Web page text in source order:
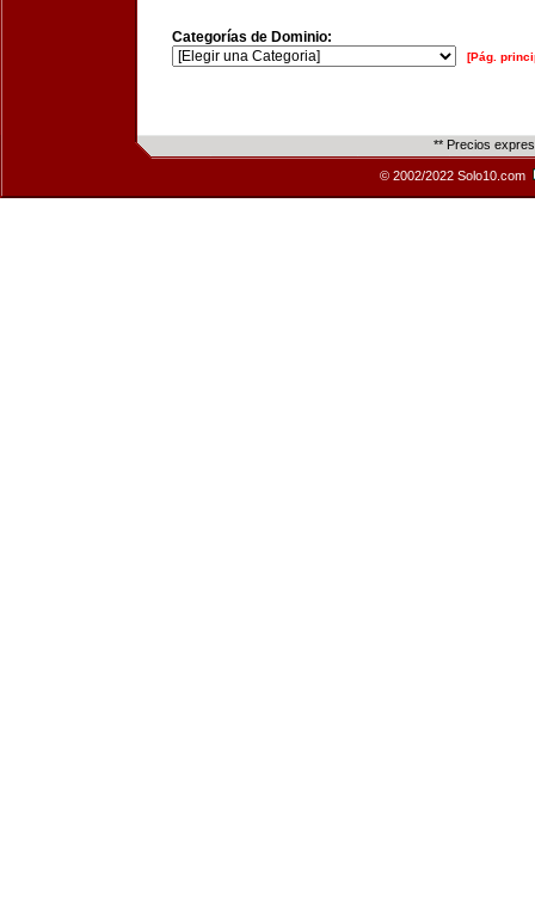
Categorías de Dominio:
[Pág.
** Precios
© 2002/2022 Solo10.com